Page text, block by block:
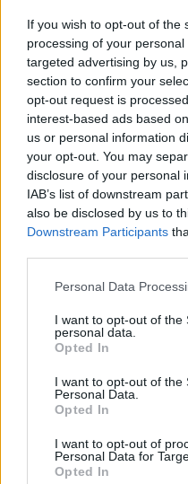
If you wish to opt-out of the
processing of your
targeted advertising by us,
section to confirm your
opt-out request is
interest-based ads based
us or personal information
your opt-out. You may
disclosure of your personal
IAB’s list of downstream
also be disclosed by us to
Downstream Participants
Personal Data
I want to opt-out of the
personal data.
Opted In
I want to opt-out of the
Personal Data.
Opted In
I want to opt-out of
Personal Data for
Opted In
9. A R C
O
10. C A R
A
11. C A R
O
12.
C O C
A
13. C O R
N
14.
N A R
C
15. O R C
A
16.
R A N
A
A R
A
A R
C A
N
C A
C O
N
N O